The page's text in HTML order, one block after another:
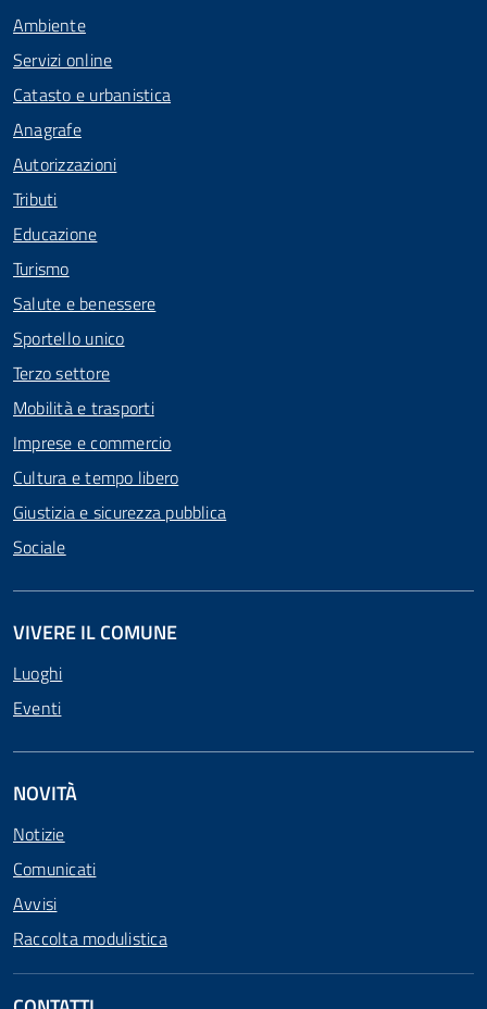
Ambiente
Servizi online
Catasto e urbanistica
Anagrafe
Autorizzazioni
Tributi
Educazione
Turismo
Salute e benessere
Sportello unico
Terzo settore
Mobilità e trasporti
Imprese e commercio
Cultura e tempo libero
Giustizia e sicurezza pubblica
Sociale
VIVERE IL COMUNE
Luoghi
Eventi
NOVITÀ
Notizie
Comunicati
Avvisi
Raccolta modulistica